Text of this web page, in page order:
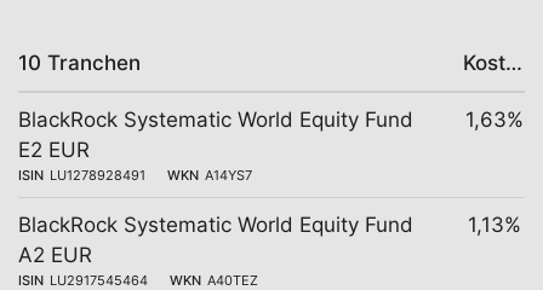
10 Tranchen Kosten
BlackRock Systematic World Equity Fund
E2 EUR
ISIN LU1278928491 WKN A14YS7
1,63%
BlackRock Systematic World Equity Fund
A2 EUR
ISIN LU2917545464 WKN A40TEZ
1,13%